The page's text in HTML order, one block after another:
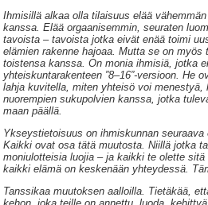
Ihmisillä alkaa olla tilaisuus elää
kanssa. Elää orgaanisemmin, seuraten
tavoista – tavoista jotka eivät enää toimi
elämien rakenne hajoaa. Mutta se on
toistensa kanssa. On monia ihmisiä, jotka
yhteiskuntarakenteen ”8–16”-versioon. He
lahja kuvitella, miten yhteisö voi
nuorempien sukupolvien kanssa, jotka
maan päällä.
Ykseystietoisuus on ihmiskunnan
Kaikki ovat osa tätä muutosta. Niillä jotka
moniulotteisia luojia – ja kaikki te olette
kaikki elämä on keskenään yhteydessä.
Tanssikaa muutoksen aalloilla. Tietäkää,